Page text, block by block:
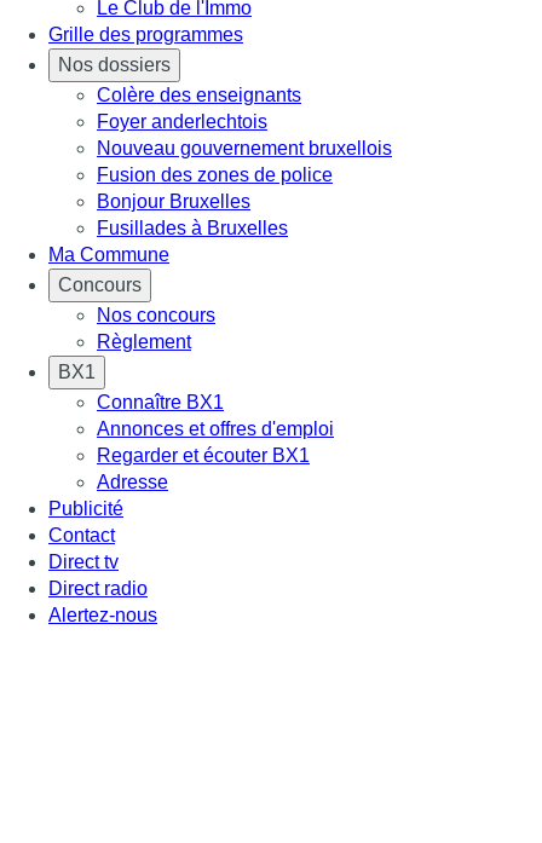
Le Club de l'Immo
Grille des programmes
Nos dossiers
Colère des enseignants
Foyer anderlechtois
Nouveau gouvernement bruxellois
Fusion des zones de police
Bonjour Bruxelles
Fusillades à Bruxelles
Ma Commune
Concours
Nos concours
Règlement
BX1
Connaître BX1
Annonces et offres d'emploi
Regarder et écouter BX1
Adresse
Publicité
Contact
Direct tv
Direct radio
Alertez-nous